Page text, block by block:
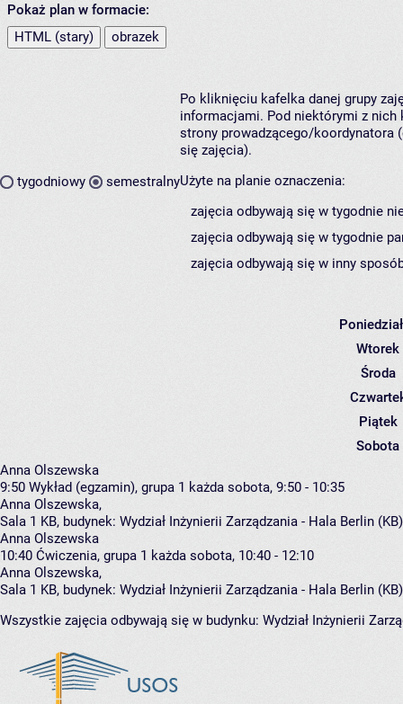
Pokaż plan w formacie:
HTML (stary)
obrazek
tygodniowy semestralny
Po kliknięciu kafelka danej grupy
informacjami. Pod niektórymi z nich
strony prowadzącego/koordynatora
się zajęcia).
Użyte na planie oznaczenia:
zajęcia odbywają się w tygodnie
zajęcia odbywają się w tygodnie
zajęcia odbywają się w inny
Wtorek
Środa
Piątek
Sobota
Anna Olszewska
9:50 Wykład (egzamin), grupa 1 każda sobota, 9:50 - 10:35
Anna Olszewska,
Sala 1 KB, budynek: Wydział Inżynierii Zarządzania - Hala Berlin
Anna Olszewska
10:40 Ćwiczenia, grupa 1 każda sobota, 10:40 - 12:10
Anna Olszewska,
Sala 1 KB, budynek: Wydział Inżynierii Zarządzania - Hala Berlin
Wszystkie zajęcia odbywają się w budynku: Wydział Inżynierii